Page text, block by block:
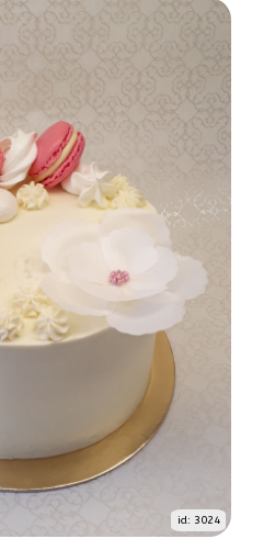
id: 3024